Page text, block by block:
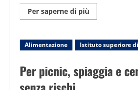
Per saperne di più
informazioni
Irap,
Irpef:
entro
giugno
le
imprese
Alimentazione Istituto superiore
Per picnic, spiaggia e